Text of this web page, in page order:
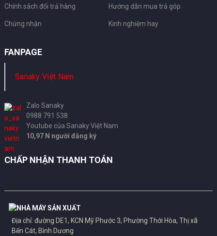
Chính sách đổi trả hàng
Chứng nhận
Hướng dẫn mua trả góp
Kinh nghiệm hay
FANPAGE
Sanaky Việt Nam
Zalo Sanaky
0988 791 538
Youtube của Sanaky Việt Nam
10,97 N người đăng ký
CHẤP NHẬN THANH TOÁN
NHÀ MÁY SẢN XUẤT
Địa chỉ: đường DE1, KCN Mỹ Phước 3, Phường Thới Hòa, Thị xã
Bến Cát, Bình Dương